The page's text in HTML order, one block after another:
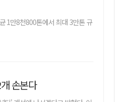
1만8천800톤에서 최대 3만톤 규
손본다